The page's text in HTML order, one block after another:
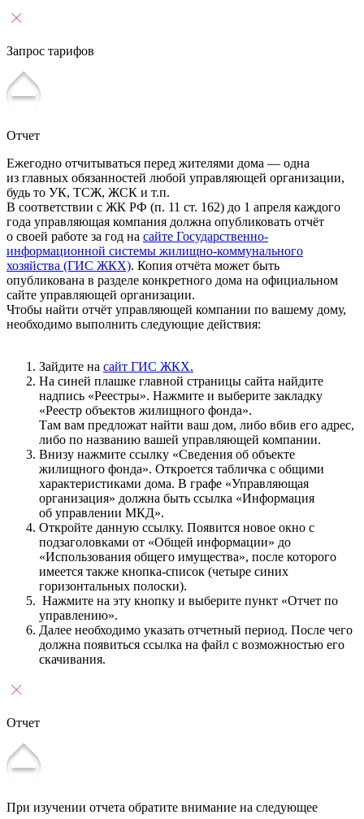
Запрос тарифов
Отчет
Ежегодно отчитываться перед жителями дома — одна
из главных обязанностей любой управляющей организации,
будь то УК, ТСЖ, ЖСК и т.п.
В соответствии с ЖК РФ (п. 11 ст. 162) до 1 апреля каждого
года управляющая компания должна опубликовать отчёт
о своей работе за год на сайте Государственно-
информационной системы жилищно-коммунального
хозяйства (ГИС ЖКХ). Копия отчёта может быть
опубликована в разделе конкретного дома на официальном
сайте управляющей организации.
Чтобы найти отчёт управляющей компании по вашему дому,
необходимо выполнить следующие действия:
Зайдите на сайт ГИС ЖКХ.
На синей плашке главной страницы сайта найдите
надпись «Реестры». Нажмите и выберите закладку
«Реестр объектов жилищного фонда».
Там вам предложат найти ваш дом, либо вбив его адрес,
либо по названию вашей управляющей компании.
Внизу нажмите ссылку «Сведения об объекте
жилищного фонда». Откроется табличка с общими
характеристиками дома. В графе «Управляющая
организация» должна быть ссылка «Информация
об управлении МКД».
Откройте данную ссылку. Появится новое окно с
подзаголовками от «Общей информации» до
«Использования общего имущества», после которого
имеется также кнопка-список (четыре синих
горизонтальных полоски).
Нажмите на эту кнопку и выберите пункт «Отчет по
управлению».
Далее необходимо указать отчетный период. После чего
должна появиться ссылка на файл с возможностью его
скачивания.
Отчет
При изучении отчета обратите внимание на следующее